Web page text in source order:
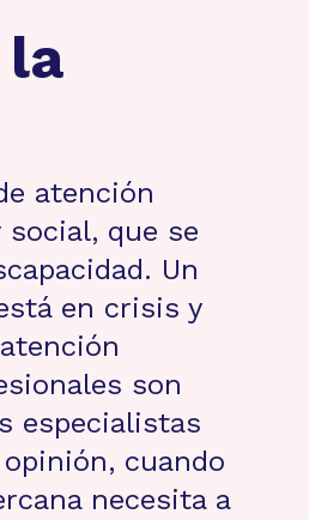
atención
que se
Un
en crisis y
son
especialistas
cuando
necesita a